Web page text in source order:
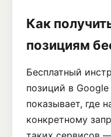
Как
позициям
Бесплатный
позиций в
показывает, где
конкретному